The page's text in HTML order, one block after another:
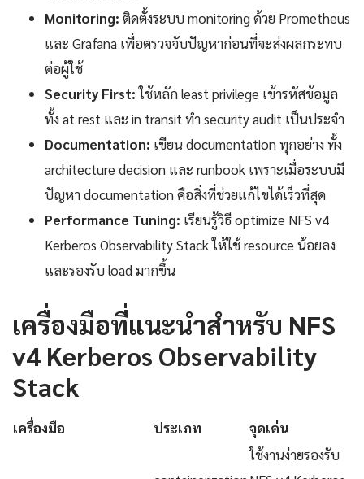
Monitoring: ติดตั้งระบบ monitoring ด้วย Prometheus
และ Grafana เพื่อตรวจจับปัญหาก่อนที่จะส่งผลกระทบ
ต่อผู้ใช้
Security First:ใช้หลัก least privilege เข้ารหัสข้อมูล
ทั้ง at rest และ in transit ทำ security audit เป็นประจำ
Documentation: เขียน documentation ทุกอย่าง ทั้ง
architecture decision และ runbook เพราะเมื่อระบบมี
ปัญหา documentation คือสิ่งที่ช่วยแก้ไขได้เร็วที่สุด
Performance Tuning: เรียนรู้วิธี optimize NFS v4
Kerberos Observability Stack ให้ใช้ resource น้อยลง
และรองรับ load มากขึ้น
เครื่องมือที่แนะนำสำหรับ NFS
v4 Kerberos Observability
Stack
เครื่องมือ ประเภท จุดเด่น
ใช้งานง่ายรองรับ